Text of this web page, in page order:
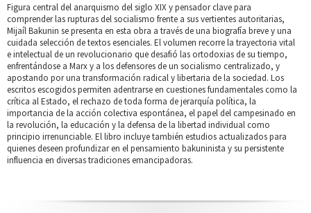
Figura central del anarquismo del siglo XIX y pensador clave para
comprender las rupturas del socialismo frente a sus vertientes autoritarias,
Mijaíl Bakunin se presenta en esta obra a través de una biografía breve y una
cuidada selección de textos esenciales. El volumen recorre la trayectoria vital
e intelectual de un revolucionario que desafió las ortodoxias de su tiempo,
enfrentándose a Marx y a los defensores de un socialismo centralizado, y
apostando por una transformación radical y libertaria de la sociedad. Los
escritos escogidos permiten adentrarse en cuestiones fundamentales como la
crítica al Estado, el rechazo de toda forma de jerarquía política, la
importancia de la acción colectiva espontánea, el papel del campesinado en
la revolución, la educación y la defensa de la libertad individual como
principio irrenunciable. El libro incluye también estudios actualizados para
quienes deseen profundizar en el pensamiento bakuninista y su persistente
influencia en diversas tradiciones emancipadoras.